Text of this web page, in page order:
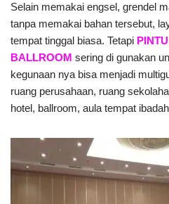
Selain memakai engsel, grendel
tanpa memakai bahan tersebut,
tempat tinggal biasa. Tetapi
BALLROOM sering di gunakan
kegunaan nya bisa menjadi
ruang perusahaan, ruang
hotel, ballroom, aula tempat